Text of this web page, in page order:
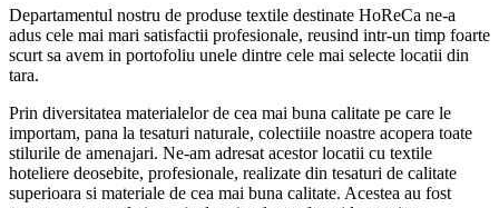
Departamentul nostru de produse textile destinate HoReCa ne-a
adus cele mai mari satisfactii profesionale, reusind intr-un timp foarte
scurt sa avem in portofoliu unele dintre cele mai selecte locatii din
tara.
Prin diversitatea materialelor de cea mai buna calitate pe care le
importam, pana la tesaturi naturale, colectiile noastre acopera toate
stilurile de amenajari. Ne-am adresat acestor locatii cu textile
hoteliere deosebite, profesionale, realizate din tesaturi de calitate
superioara si materiale de cea mai buna calitate. Acestea au fost